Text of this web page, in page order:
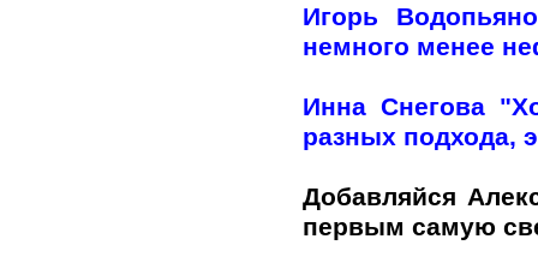
Игорь
немного менее
Инна Снегова
разных подхода,
Добавляйся
первым самую